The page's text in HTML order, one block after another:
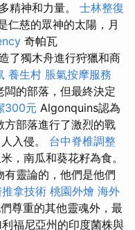
精神和力量。 士林整復
仁慈的眾神的太陽，月
奇帕瓦
了獨木舟進行狩獵和商
養生村 脹氣按摩服務
的部落，但最終決定
300元 Algonquins認為
方部落進行了激烈的戰
入侵。 台中脊椎調整
，南瓜和葵花籽為食。
靈論的，他們是他們
拿技術 桃園外燴 海外
尊重的其他靈魂外，最
福尼亞州的印度菌株與